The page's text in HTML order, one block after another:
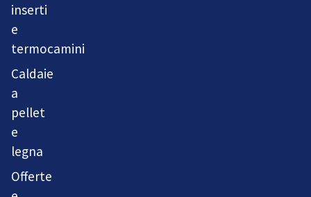
inserti
e
termocamini
Caldaie
a
pellet
e
legna
Offerte